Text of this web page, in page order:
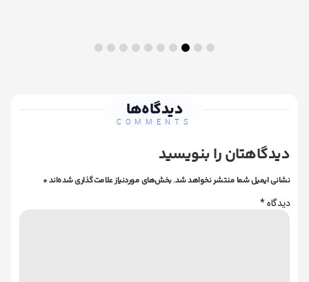
دیدگاه‌ها
COMMENTS
دیدگاهتان را بنویسید
نشانی ایمیل شما منتشر نخواهد شد.بخش‌های موردنیاز علامت‌گذاری شده‌اند*
دیدگاه*